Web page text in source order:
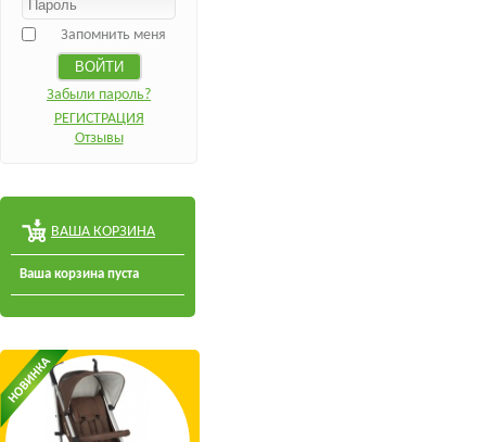
Запомнить меня
Забыли пароль?
РЕГИСТРАЦИЯ
Отзывы
ВАША КОРЗИНА
Ваша корзина пуста